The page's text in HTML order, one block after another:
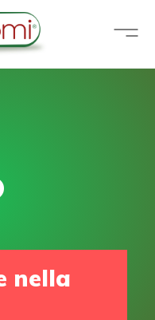
nella